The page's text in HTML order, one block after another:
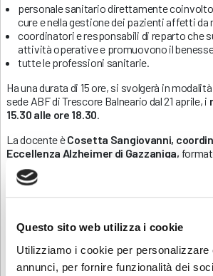
Questo sito web utilizza i cookie
Utilizziamo i cookie per personalizzare
annunci, per fornire funzionalità dei
personale sanitario direttamente coinvolto
cure e nella gestione dei pazienti affetti
coordinatori e responsabili di reparto che
attività operative e promuovono il
tutte le professioni sanitarie.
Ha una durata di 15 ore, si svolgerà in
sede ABF di Trescore Balneario dal 21 aprile, i
15.30 alle ore 18.30
La docente èCosetta Sangiovanni,
Eccellenza Alzheimer di Gazzaniga,
con comprovata e pluriennale esperienza nel
persone con Alzheimer.
Per l’acquisizione dei crediti formativi ECM è
ad almeno l’80% delle ore.